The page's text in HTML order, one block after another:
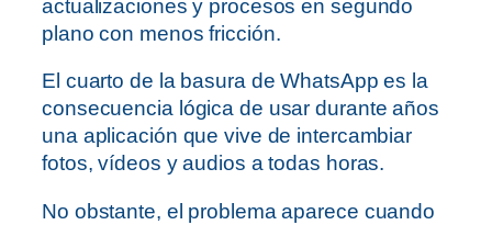
actualizaciones y procesos en segundo
plano con menos fricción.
El cuarto de la basura de WhatsApp es la
consecuencia lógica de usar durante años
una aplicación que vive de intercambiar
fotos, vídeos y audios a todas horas.
No obstante, el problema aparece cuando